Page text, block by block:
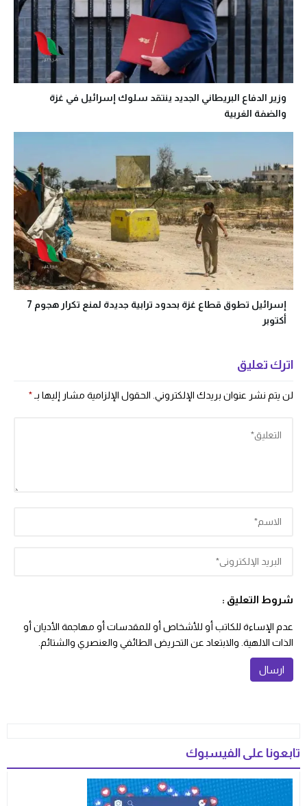
وزير الدفاع البريطاني الجديد ينتقد سلوك إسرائيل في غزة
والضفة الغربية
إسرائيل تطوق قطاع غزة بحدود ترابية جديدة لمنع تكرار هجوم 7
أكتوبر
اترك تعليق
لن يتم نشر عنوان بريدك الإلكتروني. الحقول الإلزامية مشار إليها بـ *
شروط التعليق :
عدم الإساءة للكاتب أو للأشخاص أو للمقدسات أو مهاجمة الأديان أو
الذات الالهية. والابتعاد عن التحريض الطائفي والعنصري والشتائم.
تابعونا على الفيسبوك